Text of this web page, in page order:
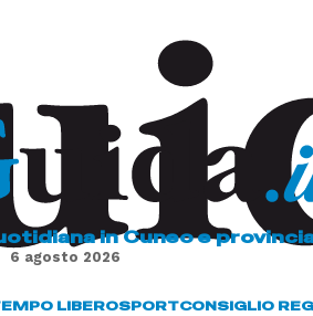
in Cuneo e
6 agosto 2026
LIBEROSPORTCONSIGLIO